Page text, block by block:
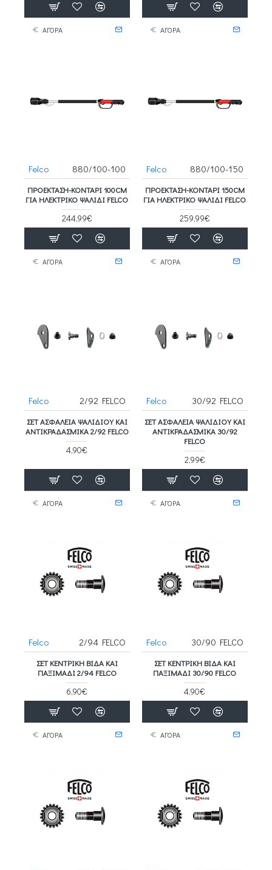
ΑΓΟΡΑ ΑΓΟΡΑ
Felco 880/100-100
ΠΡΟΈΚΤΑΣΗ-ΚΟΝΤΆΡΙ 100CM
ΓΙΑ ΗΛΕΚΤΡΙΚΌ ΨΑΛΊΔΙ FELCO
244,99€
ΑΓΟΡΑ
Felco 880/100-150
ΠΡΟΈΚΤΑΣΗ-ΚΟΝΤΆΡΙ 150CM
ΓΙΑ ΗΛΕΚΤΡΙΚΌ ΨΑΛΊΔΙ FELCO
259,99€
ΑΓΟΡΑ
Felco 2/92 FELCO
ΣΕΤ ΑΣΦΆΛΕΙΑ ΨΑΛΙΔΙΟΎ ΚΑΙ
ΑΝΤΙΚΡΑΔΑΣΜΙΚΆ 2/92 FELCO
4,90€
ΑΓΟΡΑ
Felco 30/92 FELCO
ΣΕΤ ΑΣΦΆΛΕΙΑ ΨΑΛΙΔΙΟΎ ΚΑΙ
ΑΝΤΙΚΡΑΔΑΣΜΙΚΆ 30/92
FELCO
2,99€
ΑΓΟΡΑ
Felco 2/94 FELCO
ΣΕΤ ΚΕΝΤΡΙΚΉ ΒΊΔΑ ΚΑΙ
ΠΑΞΙΜΆΔΙ 2/94 FELCO
6,90€
ΑΓΟΡΑ
Felco 30/90 FELCO
ΣΕΤ ΚΕΝΤΡΙΚΉ ΒΊΔΑ ΚΑΙ
ΠΑΞΙΜΆΔΙ 30/90 FELCO
4,90€
ΑΓΟΡΑ